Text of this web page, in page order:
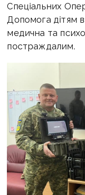
Спеціальних
Допомога дітям
медична та
постраждалим.